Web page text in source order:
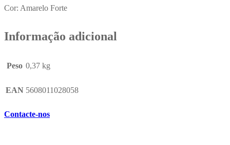
Cor: Amarelo Forte
Informação adicional
Peso 0,37 kg
EAN 5608011028058
Contacte-nos